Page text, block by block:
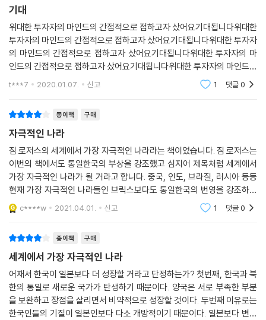
기대
위대한 투자자의 마인드의 간접적으로 접하고자 샀어요기대됩니다위대한
투자자의 마인드의 간접적으로 접하고자 샀어요기대됩니다위대한 투자자
의 마인드의 간접적으로 접하고자 샀어요기대됩니다위대한 투자자의 마
인드의 간접적으로 접하고자 샀어요기대됩니다위대한 투자자의 마인드의
간접적으로 접하고자 샀어요기대됩니다위대한 투자자의 마인드의 간접적
t***7 2020.01.07. 신고 1 댓글0
종이책 구매
자극적인 나라
짐 로저스의 세계에서 가장 자극적인 나라라는 책이었습니다. 짐 로저스는
이번의 책에서도 통일한국의 부상을 강조했고 심지어 제목처럼 세계에서
가장 자극적인 나라가 될 거라고 합니다. 중국, 인도, 브라질, 러시아 등등
현재 가장 자극적인 나라들인 브릭스보다도 통일한국의 번영을 강조하고
있었습니다. 저도 짐 로저스의 예언이 들어맞길 바랍니다. 자랑스런 우리
나라니까요.
c****w 2021.04.01. 신고 1 댓글0
종이책 구매
세계에서 가장 자극적인 나라
어재서 한국이 일본보다 더 성장할 거라고 단정하는가? 첫번째, 한국과 북
한의 통일로 새로운 국가가 탄생하기 때문이다. 양국은 서로 부족한 부분
을 보완하고 장점을 살리면서 비약적으로 성장할 것이다. 두번째 이유로는
한국인들의 기질이 일본인보다 다소 개방적이기 때문이다. 일본보다 변화